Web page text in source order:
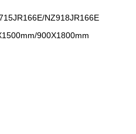
NZ918JR166E
900X1800mm